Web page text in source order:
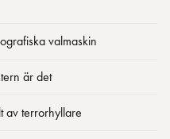
valmaskin
är det
av terrorhyllare